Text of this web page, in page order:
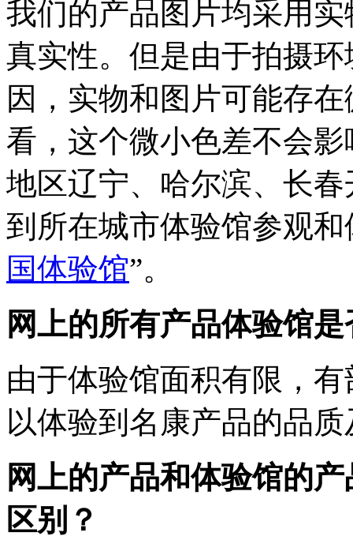
我们的产品图片均采用
真实性。但是由于拍摄
因，实物和图片可能存
看，这个微小色差不会
地区辽宁、哈尔滨、长
到所在城市体验馆参观
国体验馆”。
网上的所有产品体验馆
由于体验馆面积有限，
以体验到名康产品的品
网上的产品和体验馆的
区别？